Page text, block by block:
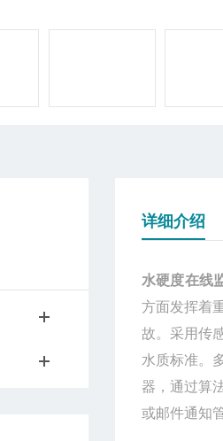
详细介绍
水硬度在线
方面发挥着
故。采用传
水质标准。
器，通过算
或邮件通知